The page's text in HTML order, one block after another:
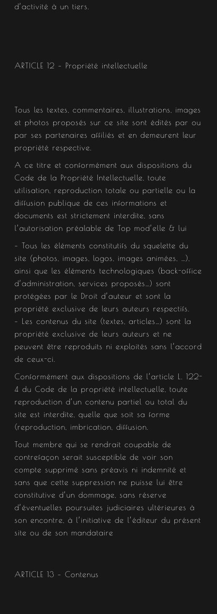
d’activité à un tiers.
ARTICLE 12 – Propriété intellectuelle​
Tous les textes, commentaires, illustrations, images
et photos proposés sur ce site sont édités par ou
par ses partenaires affiliés et en demeurent leur
propriété respective.
A ce titre et conformément aux dispositions du
Code de la Propriété Intellectuelle, toute
utilisation, reproduction totale ou partielle ou la
diffusion publique de ces informations et
documents est strictement interdite, sans
l’autorisation préalable de Top mod’elle & lui
– Tous les éléments constitutifs du squelette du
site (photos, images, logos, images animées, …),
ainsi que les éléments technologiques (back-office
d’administration, services proposés…) sont
protégées par le Droit d’auteur et sont la
propriété exclusive de leurs auteurs respectifs.
– Les contenus du site (textes, articles…) sont la
propriété exclusive de leurs auteurs et ne
peuvent être reproduits ni exploités sans l’accord
de ceux-ci.
Conformément aux dispositions de l’article L. 122-
4 du Code de la propriété intellectuelle, toute
reproduction d’un contenu partiel ou total du
site est interdite, quelle que soit sa forme
(reproduction, imbrication, diffusion.
Tout membre qui se rendrait coupable de
contrefaçon serait susceptible de voir son
compte supprimé sans préavis ni indemnité et
sans que cette suppression ne puisse lui être
constitutive d’un dommage, sans réserve
d’éventuelles poursuites judiciaires ultérieures à
son encontre, à l’initiative de l’éditeur du présent
site ou de son mandataire
ARTICLE 13 – Contenus​